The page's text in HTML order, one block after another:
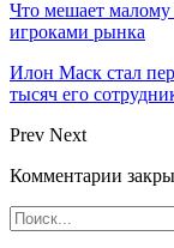
Что мешает малому
игроками рынка
Илон Маск стал
тысяч его
Prev Next
Комментарии